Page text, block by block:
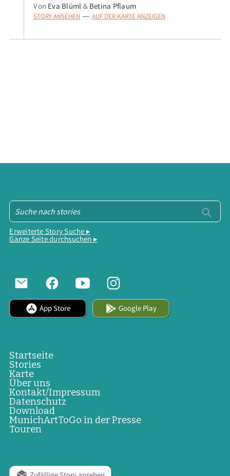
Von Eva Blüml & Betina Pflaum
STORY ANSEHEN — AUF DER KARTE ANZEIGEN
Erweiterte Story Suche ▸
Ganze Seite durchsuchen ▸
App Store Google Play
Startseite
Stories
Karte
Über uns
Kontakt/Impressum
Datenschutz
Download
MunichArtToGo in der Presse
Touren